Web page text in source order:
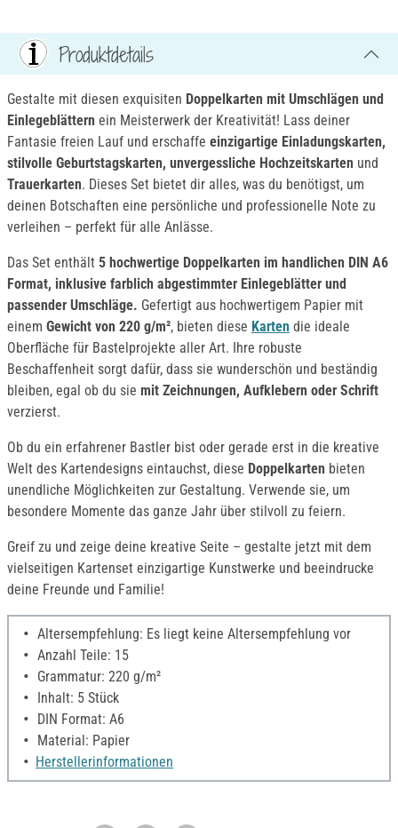
Produktdetails
Gestalte mit diesen exquisiten Doppelkarten mit Umschlägen und
Einlegeblättern ein Meisterwerk der Kreativität! Lass deiner
Fantasie freien Lauf und erschaffe einzigartige Einladungskarten,
stilvolle Geburtstagskarten, unvergessliche Hochzeitskarten und
Trauerkarten. Dieses Set bietet dir alles, was du benötigst, um
deinen Botschaften eine persönliche und professionelle Note zu
verleihen – perfekt für alle Anlässe.
Das Set enthält 5 hochwertige Doppelkarten im handlichen DIN A6
Format, inklusive farblich abgestimmter Einlegeblätter und
passender Umschläge. Gefertigt aus hochwertigem Papier mit
einem Gewicht von 220 g/m², bieten diese Karten die ideale
Oberfläche für Bastelprojekte aller Art. Ihre robuste
Beschaffenheit sorgt dafür, dass sie wunderschön und beständig
bleiben, egal ob du sie mit Zeichnungen, Aufklebern oder Schrift
verzierst.
Ob du ein erfahrener Bastler bist oder gerade erst in die kreative
Welt des Kartendesigns eintauchst, diese Doppelkarten bieten
unendliche Möglichkeiten zur Gestaltung. Verwende sie, um
besondere Momente das ganze Jahr über stilvoll zu feiern.
Greif zu und zeige deine kreative Seite – gestalte jetzt mit dem
vielseitigen Kartenset einzigartige Kunstwerke und beeindrucke
deine Freunde und Familie!
Altersempfehlung: Es liegt keine Altersempfehlung vor
Anzahl Teile: 15
Grammatur: 220 g/m²
Inhalt: 5 Stück
DIN Format: A6
Material: Papier
Herstellerinformationen